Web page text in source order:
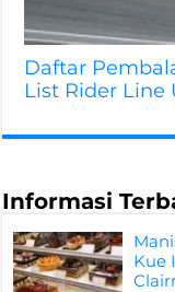
Daftar
List Rider Line
Informasi
Kue